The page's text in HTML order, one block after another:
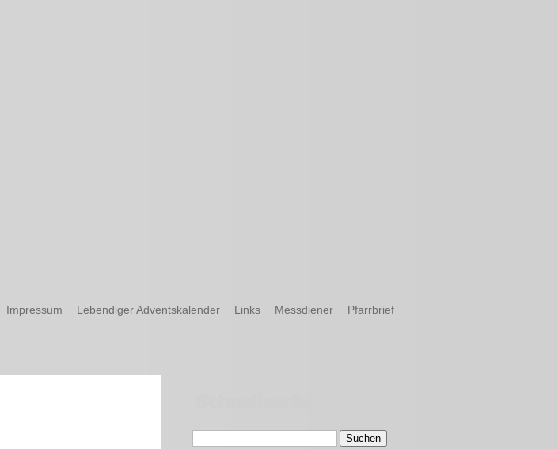
Impressum Lebendiger Adventskalender Links Messdiener Pfarrbrief